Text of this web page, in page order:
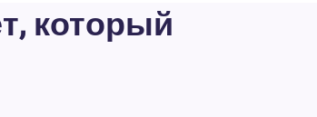
который